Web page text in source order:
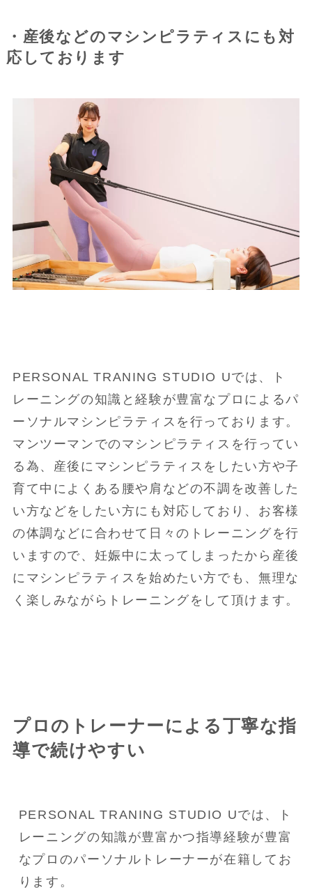
・産後などのマシンピラティスにも対
応しております
PERSONAL TRANING STUDIO Uでは、ト
レーニングの知識と経験が豊富なプロによるパ
ーソナルマシンピラティスを行っております。
マンツーマンでのマシンピラティスを行ってい
る為、産後にマシンピラティスをしたい方や子
育て中によくある腰や肩などの不調を改善した
い方などをしたい方にも対応しており、お客様
の体調などに合わせて日々のトレーニングを行
いますので、妊娠中に太ってしまったから産後
にマシンピラティスを始めたい方でも、無理な
く楽しみながらトレーニングをして頂けます。
プロのトレーナーによる丁寧な指
導で続けやすい
PERSONAL TRANING STUDIO Uでは、ト
レーニングの知識が豊富かつ指導経験が豊富
なプロのパーソナルトレーナーが在籍してお
ります。